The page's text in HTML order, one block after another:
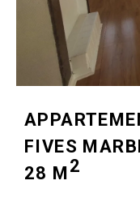
FIVES
28 M2